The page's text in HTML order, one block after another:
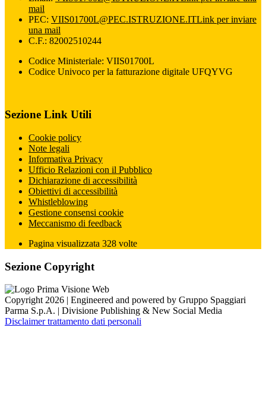
mail
PEC: VIIS01700L@PEC.ISTRUZIONE.ITLink per inviare
una mail
C.F.: 82002510244
Codice Ministeriale: VIIS01700L
Codice Univoco per la fatturazione digitale UFQYVG
Sezione Link Utili
Cookie policy
Note legali
Informativa Privacy
Ufficio Relazioni con il Pubblico
Dichiarazione di accessibilità
Obiettivi di accessibilità
Whistleblowing
Gestione consensi cookie
Meccanismo di feedback
Pagina visualizzata 328 volte
Sezione Copyright
Copyright 2026 | Engineered and powered by Gruppo Spaggiari
Parma S.p.A. | Divisione Publishing & New Social Media
Disclaimer trattamento dati personali